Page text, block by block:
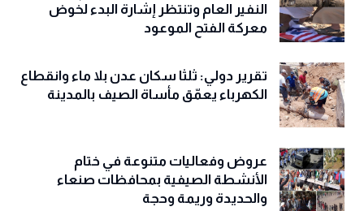
النفير العام وتنتظر إشارة البدء لخوض
معركة الفتح الموعود
تقرير دولي: ثلثا سكان عدن بلا ماء وانقطاع
الكهرباء يعمّق مأساة الصيف بالمدينة
عروض وفعاليات متنوعة في ختام
الأنشطة الصيفية بمحافظات صنعاء
والحديدة وريمة وحجة